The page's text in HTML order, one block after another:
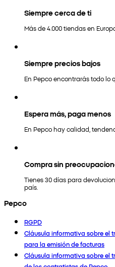
Siempre cerca de ti
Más de 4.000 tiendas en
Siempre precios bajos
En Pepco encontrarás todo lo
Espera más, paga menos
En Pepco hay calidad,
Compra sin
Tienes 30 días para
país.
Pepco
RGPD
Cláusula informativa sobre el
para la emisión de facturas
Cláusula informativa sobre el